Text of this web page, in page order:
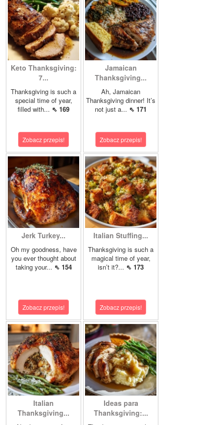
Keto Thanksgiving:
7...
Thanksgiving is such a
special time of year,
filled with... ⇖ 169
Zobacz przepis!
Jamaican
Thanksgiving...
Ah, Jamaican
Thanksgiving dinner! It’s
not just a... ⇖ 171
Zobacz przepis!
Jerk Turkey...
Oh my goodness, have
you ever thought about
taking your... ⇖ 154
Zobacz przepis!
Italian Stuffing...
Thanksgiving is such a
magical time of year,
isn’t it?... ⇖ 173
Zobacz przepis!
Italian
Thanksgiving...
Ideas para
Thanksgiving:...